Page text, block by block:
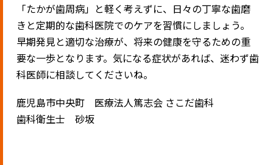
「たかが歯周病」と軽く考えずに、日々の丁寧な歯磨
きと定期的な歯科医院でのケアを習慣にしましょう。
早期発見と適切な治療が、将来の健康を守るための重
要な一歩となります。気になる症状があれば、迷わず歯
科医師に相談してくださいね。
鹿児島市中央町 医療法人篤志会 さこだ歯科
歯科衛生士 砂坂